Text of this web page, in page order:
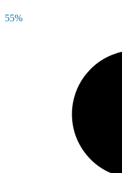
55%